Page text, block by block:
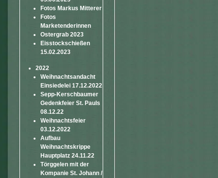
Fotos Markus Mitterer
Fotos
Marketenderinnen
Ostergrab 2023
Eisstockschießen
15.02.2023
2022
Weihnachtsandacht
Einsiedelei 17.12.2022
Sepp-Kerschbaumer
Gedenkfeier St. Pauls
08.12.22
Weihnachtsfeier
03.12.2022
Aufbau
Weihnachtskrippe
Hauptplatz 24.11.22
Törggelen mit der
Kompanie St. Johann /